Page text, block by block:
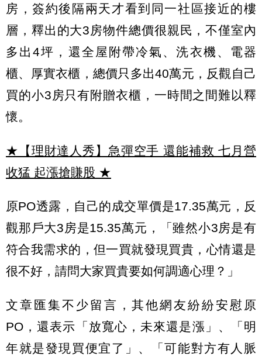
房，簽約後隔兩天才看到同一社區接近的樓
層，釋出的大3房物件總價很親民，不僅室內
多出4坪，還全屋附帶冷氣、洗衣機、電器
櫃、厚實衣櫃，總價只多出40萬元，反觀自己
買的小3房只有附贈衣櫃，一時間之間難以釋
懷。
★【理財達人秀】急彈空手 還能補救 七月營
收猛 起漲搶賺股 ★
原PO透露，自己的成交單價是17.35萬元，反
觀那戶大3房是15.35萬元，「雖然小3房是有
符合我需求的，但一買就發現買貴，心情還是
很不好，請問大家買貴要如何調適心理？」
文章匯集不少留言，其他網友紛紛安慰原
PO，還表示「放寬心，未來還是漲」、「明
年就是發現買便宜了」、「可能對方有人脈